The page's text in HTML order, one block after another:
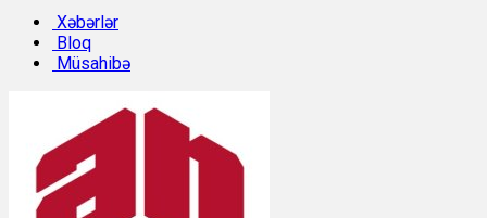
Sabah:
Xəbərlər
Bloq
Müsahibə